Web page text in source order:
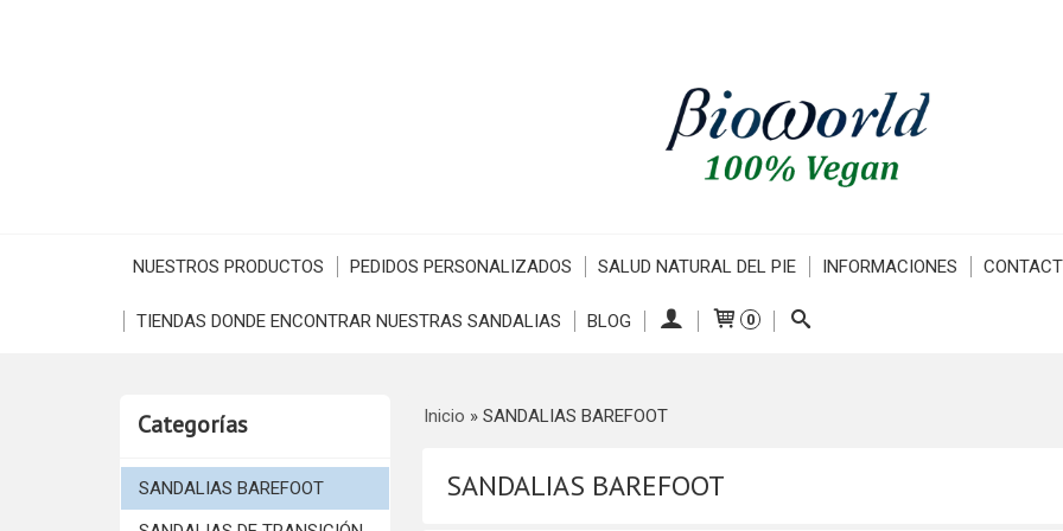
NUESTROS PRODUCTOS PEDIDOS PERSONALIZADOS SALUD NATURAL DEL PIE INFORMACIONES
TIENDAS DONDE ENCONTRAR NUESTRAS SANDALIAS BLOG 0
Categorías
SANDALIAS BAREFOOT
Inicio » SANDALIAS BAREFOOT
SANDALIAS BAREFOOT